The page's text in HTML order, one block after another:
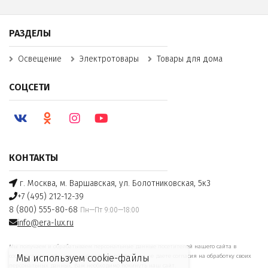
Мы используем cookie-файлы
КОНТАКТЫ
г. Москва, м. Варшавская, ул. Болотниковская, 5к3
+7 (495) 212-12-39
8 (800) 555-80-68 Пн—Пт 9:00—18:00
info@era-lux.ru
Мы получаем и обрабатываем персональные данные посетителей нашего сайта в
соответствии софициальной политикой. Если вы не даете согласия на обработку своих
персональных данных, Вам необходимо покинуть наш сайт.
РАЗДЕЛЫ
Освещение Электротовары Товары для дома
СОЦСЕТИ